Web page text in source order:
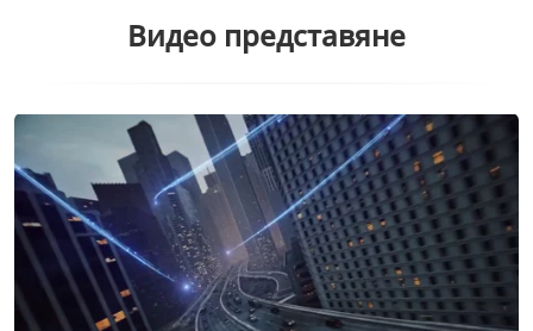
Видео представяне